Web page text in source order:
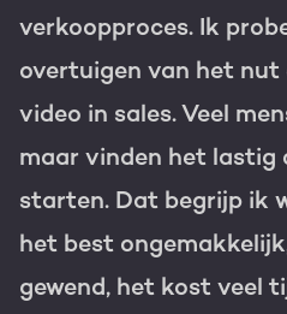
HubSpot websites
Modules & templates
Membership portals
Growth-driven design
verkoopproces. Ik
overtuigen van het nut
video in sales. Veel
maar vinden het lastig
starten. Dat begrijp ik
het best
gewend, het kost veel